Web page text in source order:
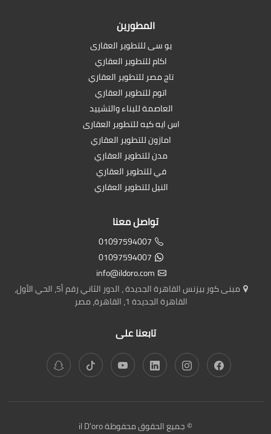
المطورين
يو سى للتطوير العقارى
اكام للتطوير العقاري
تاج مصر للتطوير العقاري
اتوم للتطوير العقاري
العاصمة للبناء والتشييد
اس ايه كيه للتطوير العقارى
امازون للتطوير العقاري
مدن للتطوير العقاري
في للتطوير العقاري
النيل للتطوير العقاري
تواصل معنا
01097594007
01097594007
info@ildoro.com
مبنى كور بيزنس القاهرة الجديدة ، الدور الثاني رقم أ5، الحي الأول،
القاهرة الجديدة 1، القاهرة، مصر
تابعنا على
© جميع الحقوق محفوظة il D'oro